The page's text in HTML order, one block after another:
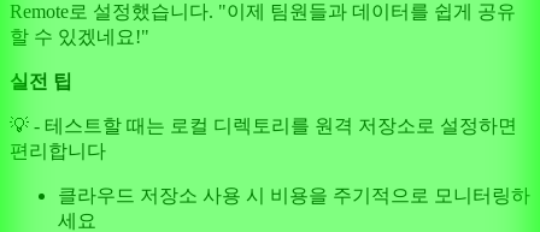
Remote로 설정했습니다. "이제 팀원들과 데이터를 쉽게 공유
할 수 있겠네요!"
실전 팁
💡 - 테스트할 때는 로컬 디렉토리를 원격 저장소로 설정하면
편리합니다
클라우드 저장소 사용 시 비용을 주기적으로 모니터링하
세요